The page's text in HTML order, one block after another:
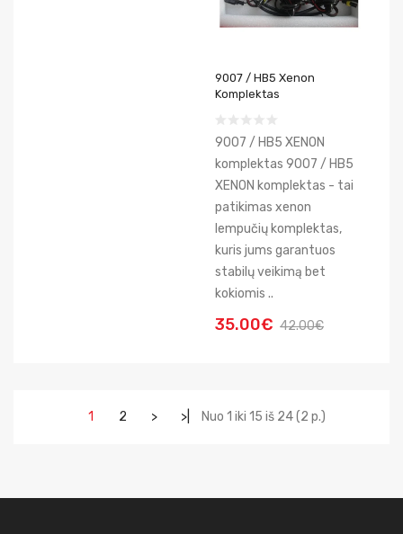
9007 / HB5 Xenon
Komplektas
9007 / HB5 XENON
komplektas 9007 / HB5
XENON komplektas - tai
patikimas xenon
lempučių komplektas,
kuris jums garantuos
stabilų veikimą bet
kokiomis ..
35.00€ 42.00€
1 2 > >| Nuo 1 iki 15 iš 24 (2 p.)